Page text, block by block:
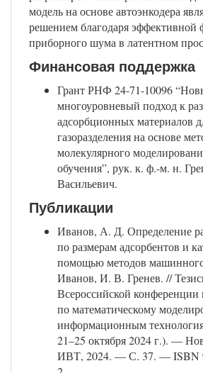
модель на основе автоэнкодера
решением благодаря эффективной
приборного шума в латентном
Финансовая поддержка
Грант РНФ 24-71-10096
многоуровневый подход к
адсорбционных материалов
газоразделения на основе
молекулярного
обучения”, рук. к. ф.-м. н.
Васильевич.
Публикации
Иванов, А. Д. Определение
по размерам адсорбентов и
помощью методов
Иванов, И. В. Гренев. //
Всероссийской
по математическому
информационным
21–25 октября 2024 г.). —
ИВТ, 2024. — С. 37. — ISBN